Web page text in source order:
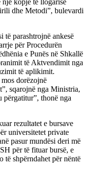
dhe Metodi”, bulevardi
të parashtrojnë ankesë
për Procedurën
e Punës në Shkallë
të Aktvendimit nga
të aplikimit.
dorëzojnë
sqarojnë nga Ministria,
përgatitur”, thonë nga
rezultatet e bursave
universitetet private
pasur mundësi deri më
për të fituar bursë, e
të shpërndahet për nëntë